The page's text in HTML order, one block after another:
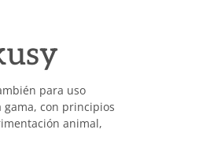
para uso
gama, con principios
animal,